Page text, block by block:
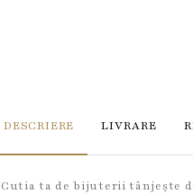
DESCRIERE LIVRARE
Cutia ta de bijuterii tânjește